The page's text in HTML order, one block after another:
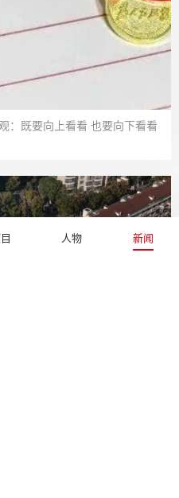
：既要向上看看 也要向下看看
人物 新闻